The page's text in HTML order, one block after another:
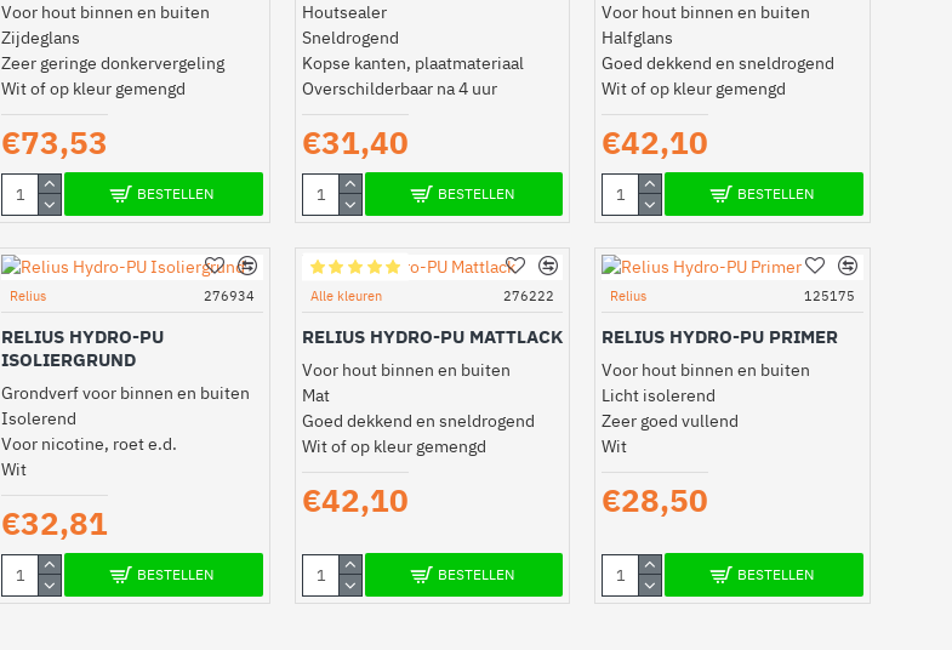
Voor hout binnen en buiten
Zijdeglans
Zeer geringe donkervergeling
Wit of op kleur gemengd
€73,53
BESTELLEN
Houtsealer
Sneldrogend
Kopse kanten, plaatmateriaal
Overschilderbaar na 4 uur
€31,40
BESTELLEN
Voor hout binnen en buiten
Halfglans
Goed dekkend en sneldrogend
Wit of op kleur gemengd
€42,10
BESTELLEN
Relius 276934
RELIUS HYDRO-PU
ISOLIERGRUND
Grondverf voor binnen en buiten
Isolerend
Voor nicotine, roet e.d.
Wit
€32,81
BESTELLEN
Alle kleuren 276222
RELIUS HYDRO-PU MATTLACK
Voor hout binnen en buiten
Mat
Goed dekkend en sneldrogend
Wit of op kleur gemengd
€42,10
BESTELLEN
Relius 125175
RELIUS HYDRO-PU PRIMER
Voor hout binnen en buiten
Licht isolerend
Zeer goed vullend
Wit
€28,50
BESTELLEN